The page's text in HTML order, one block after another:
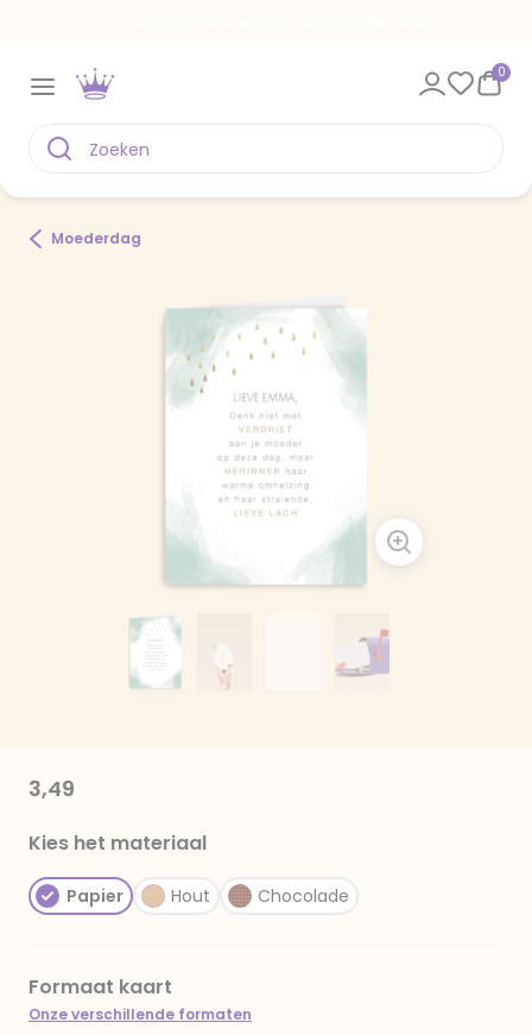
0
Moederdag
3,49
Kies het materiaal
Papier Hout Chocolade
Formaat kaart
Onze verschillende formaten